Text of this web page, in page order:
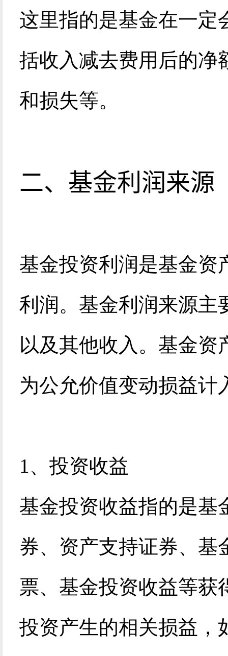
这里指的是基金在一定
括收入减去费用后的净
和损失等。
二、基金利润来源
基金投资利润是基金资
利润。基金利润来源主
以及其他收入。基金资
为公允价值变动损益计
1、投资收益
基金投资收益指的是基
券、资产支持证券、基
票、基金投资收益等获
投资产生的相关损益，